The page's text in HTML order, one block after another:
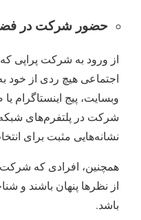
حضور شرکت در
از ورود به شرکت پراپی
اجتماعی هیچ ردی از خود
وبسایت، پیج اینستاگرام
شرکت در پلتفرم‌‌های
نشانه‌‌هایی مثبت برای
همچنین، افرادی که شرکت
از نظرها پنهان باشند و
باشد.